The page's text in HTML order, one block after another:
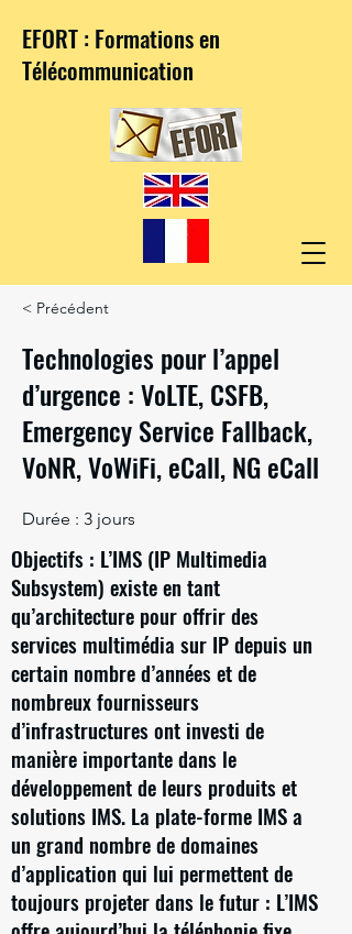
EFORT : Formations en
Télécommunication
< Précédent
Technologies pour l’appel
d’urgence : VoLTE, CSFB,
Emergency Service Fallback,
VoNR, VoWiFi, eCall, NG eCall
Durée : 3 jours
Objectifs : L’IMS (IP Multimedia
Subsystem) existe en tant
qu’architecture pour offrir des
services multimédia sur IP depuis un
certain nombre d’années et de
nombreux fournisseurs
d’infrastructures ont investi de
manière importante dans le
développement de leurs produits et
solutions IMS. La plate-forme IMS a
un grand nombre de domaines
d’application qui lui permettent de
toujours projeter dans le futur : L’IMS